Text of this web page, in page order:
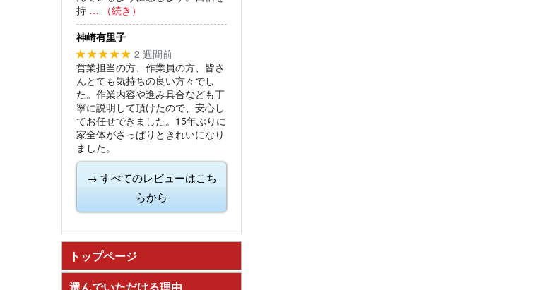
持 … （続き）
神崎有里子
★★★★★ 2 週間前
営業担当の方、作業員の方、皆さ
んとても気持ちの良い方々でし
た。作業内容や進み具合なども丁
寧に説明して頂けたので、安心し
てお任せできました。15年ぶりに
家全体がさっぱりときれいになり
ました。
→ すべてのレビューはこち
らから
トップページ
選んでいただける理由